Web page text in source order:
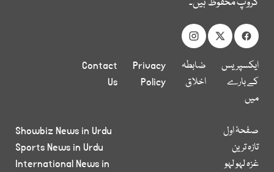
ایکسپریس
کے بارے
میں
ضابطہ
اخلاق
Privacy
Policy
Contact
Us
صفحۂ اول
تازہ ترین
غزہ لہو لہو
Showbiz News in Urdu
Sports News in Urdu
International News in